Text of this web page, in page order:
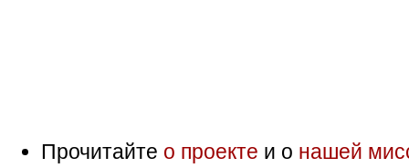
Прочитайте о проекте и о нашей